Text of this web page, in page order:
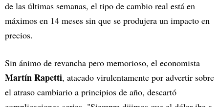
de las últimas semanas, el tipo de cambio real está en
máximos en 14 meses sin que se produjera un impacto en
precios.
Sin ánimo de revancha pero memorioso, el economista
Martín Rapetti, atacado virulentamente por advertir sobre
el atraso cambiario a principios de año, descartó